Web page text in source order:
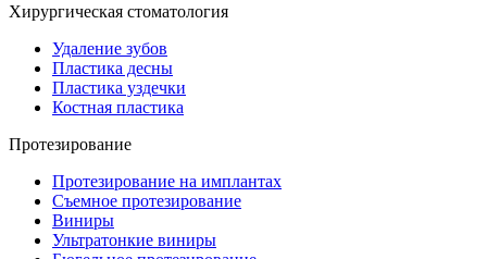
Хирургическая стоматология
Удаление зубов
Пластика десны
Пластика уздечки
Костная пластика
Протезирование
Протезирование на имплантах
Съемное протезирование
Виниры
Ультратонкие виниры